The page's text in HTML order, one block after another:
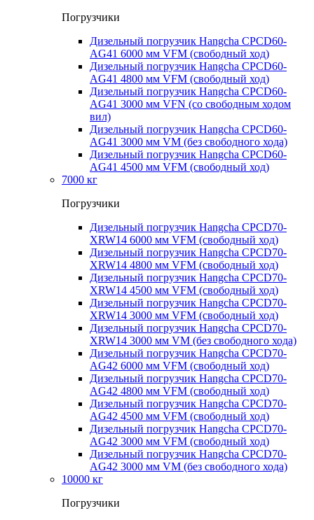
Погрузчики
Дизельный погрузчик Hangcha CPCD60-
AG41 6000 мм VFM (свободный ход)
Дизельный погрузчик Hangcha CPCD60-
AG41 4800 мм VFM (свободный ход)
Дизельный погрузчик Hangcha CPCD60-
AG41 3000 мм VFN (со свободным ходом
вил)
Дизельный погрузчик Hangcha CPCD60-
AG41 3000 мм VM (без свободного хода)
Дизельный погрузчик Hangcha CPCD60-
AG41 4500 мм VFM (свободный ход)
7000 кг
Погрузчики
Дизельный погрузчик Hangcha CPCD70-
XRW14 6000 мм VFM (свободный ход)
Дизельный погрузчик Hangcha CPCD70-
XRW14 4800 мм VFM (свободный ход)
Дизельный погрузчик Hangcha CPCD70-
XRW14 4500 мм VFM (свободный ход)
Дизельный погрузчик Hangcha CPCD70-
XRW14 3000 мм VFM (свободный ход)
Дизельный погрузчик Hangcha CPCD70-
XRW14 3000 мм VM (без свободного хода)
Дизельный погрузчик Hangcha CPCD70-
AG42 6000 мм VFM (свободный ход)
Дизельный погрузчик Hangcha CPCD70-
AG42 4800 мм VFM (свободный ход)
Дизельный погрузчик Hangcha CPCD70-
AG42 4500 мм VFM (свободный ход)
Дизельный погрузчик Hangcha CPCD70-
AG42 3000 мм VFM (свободный ход)
Дизельный погрузчик Hangcha CPCD70-
AG42 3000 мм VM (без свободного хода)
10000 кг
Погрузчики